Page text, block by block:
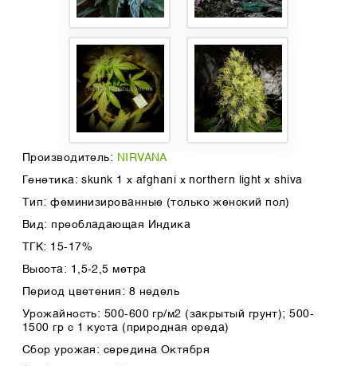
Производитель: NIRVANA
Генетика: skunk 1 x afghani x northern light x shiva
Тип: феминизированные (только женский пол)
Вид: преобладающая Индика
ТГК: 15-17%
Высота: 1,5-2,5 метра
Период цветения: 8 недель
Урожайность: 500-600 гр/м2 (закрытый грунт); 500-
1500 гр с 1 куста (природная среда)
Сбор урожая: середина Октября